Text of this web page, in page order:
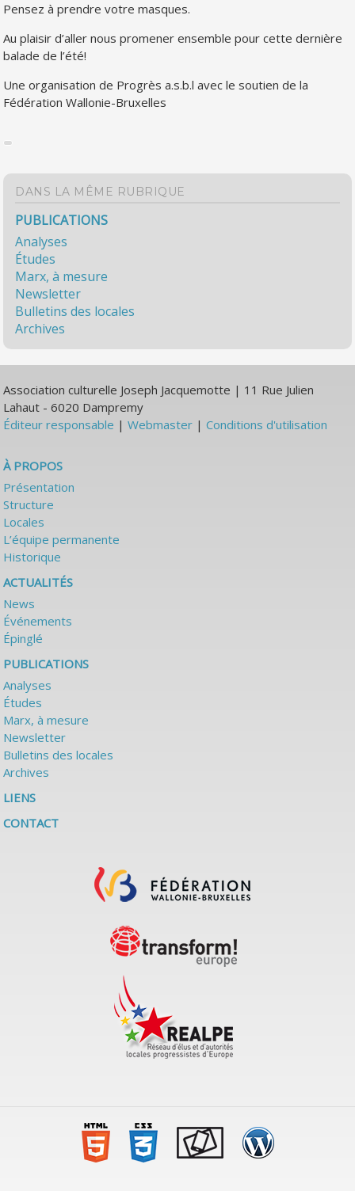
Pensez à prendre votre masques.
Au plaisir d’aller nous promener ensemble pour cette dernière
balade de l’été!
Une organisation de Progrès a.s.b.l avec le soutien de la
Fédération Wallonie-Bruxelles
DANS LA MÊME RUBRIQUE
PUBLICATIONS
Analyses
Études
Marx, à mesure
Newsletter
Bulletins des locales
Archives
Association culturelle Joseph Jacquemotte | 11 Rue Julien
Lahaut - 6020 Dampremy
Éditeur responsable |Webmaster |Conditions d'utilisation
À PROPOS
Présentation
Structure
Locales
L’équipe permanente
Historique
ACTUALITÉS
News
Événements
Épinglé
PUBLICATIONS
Analyses
Études
Marx, à mesure
Newsletter
Bulletins des locales
Archives
LIENS
CONTACT